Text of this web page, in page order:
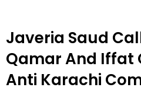
Javeria Saud
Qamar And Iffat
Anti Karachi